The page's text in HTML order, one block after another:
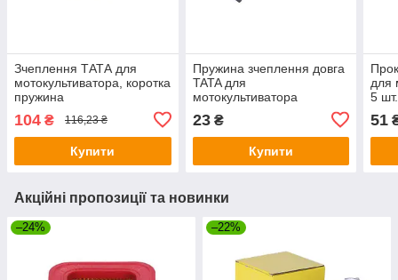
Зчеплення ТАТА для
мотокультиватора, коротка
пружина
104 ₴ 116,23 ₴
Купити
Пружина зчеплення довга
TATA для
мотокультиватора
23₴
Купити
для
5 шт.
51
Акційні пропозиції та новинки
–24% –22%